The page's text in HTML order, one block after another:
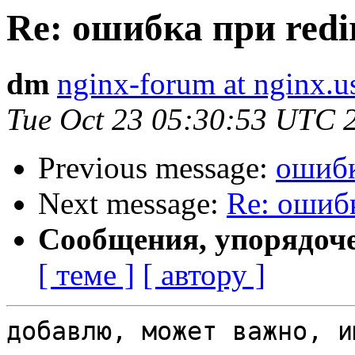
Re: ошибка при
dm nginx-forum at
Tue Oct 23 05:30:53 UTC
Previous message:
Next message: Re:
Сообщения,
[ теме ] [ автору ]
добавлю, может важно,